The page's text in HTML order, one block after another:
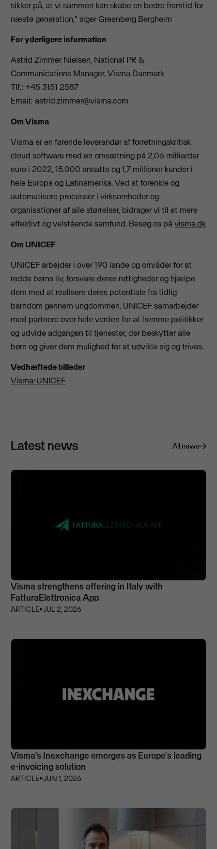
sikker på, at vi sammen kan skabe en bedre fremtid for
næste generation," siger Greenberg Bergheim
For yderligere information
Astrid Zimmer Nielsen, National PR &
Communications Manager, Visma Danmark
Tlf.: +45 3151 2587
Email:astrid.zimmer@visma.com
Om Visma
Visma er en førende leverandør af forretningskritisk
cloud software med en omsætning på 2,06 milliarder
euro i 2022, 15.000 ansatte og 1,7 millioner kunder i
hele Europa og Latinamerika. Ved at forenkle og
automatisere processer i virksomheder og
organisationer af alle størrelser, bidrager vi til et mere
effektivt og velstående samfund. Besøg os påvisma.dk
Om UNICEF
UNICEF arbejder i over 190 lande og områder for at
redde børns liv, forsvare deres rettigheder og hjælpe
dem med at realisere deres potentiale fra tidlig
barndom gennem ungdommen. UNICEF samarbejder
med partnere over hele verden for at fremme politikker
og udvide adgangen til tjenester, der beskytter alle
børn og giver dem mulighed for at udvikle sig og trives.
Vedhæftede billeder
Visma-UNICEF
Latest news All news
Visma strengthens offering in Italy with
FatturaElettronica App
ARTICLE⏵JUL 2, 2026
Visma’s Inexchange emerges as Europe's leading
e-invoicing solution
ARTICLE⏵JUN 1, 2026